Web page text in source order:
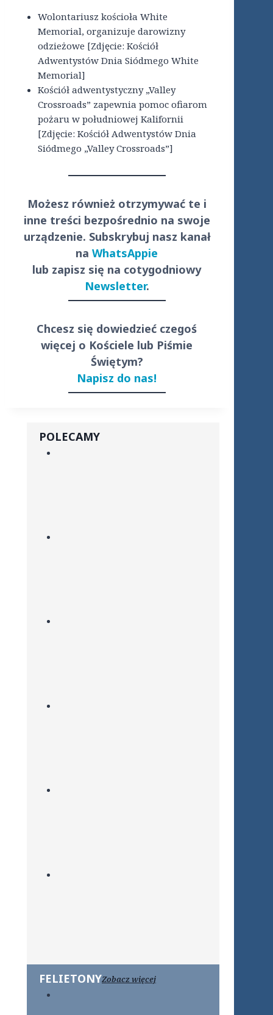
Wolontariusz kościoła White
Memorial, organizuje darowizny
odzieżowe [Zdjęcie: Kościół
Adwentystów Dnia Siódmego White
Memorial]
Kościół adwentystyczny „Valley
Crossroads” zapewnia pomoc ofiarom
pożaru w południowej Kalifornii
[Zdjęcie: Kościół Adwentystów Dnia
Siódmego „Valley Crossroads”]
Możesz również otrzymywać te i
inne treści bezpośrednio na swoje
urządzenie. Subskrybuj nasz kanał
naWhatsAppie
lub zapisz się na cotygodniowy
Newsletter.
Chcesz się dowiedzieć czegoś
więcej o Kościele lub Piśmie
Świętym?
Napisz do nas!
POLECAMY
FELIETONYZobacz więcej